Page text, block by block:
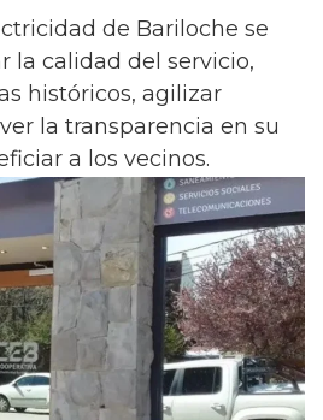
de Bariloche se
la calidad del servicio,
históricos, agilizar
la transparencia en su
a los vecinos.